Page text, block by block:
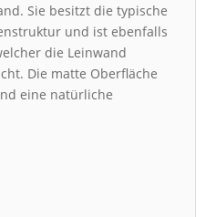
Sie besitzt die typische
und ist ebenfalls
die Leinwand
Die matte Oberfläche
eine natürliche